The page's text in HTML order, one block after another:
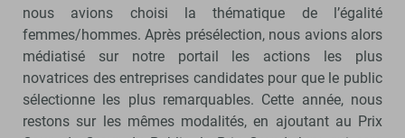
nous avions choisi la thématique de l’égalité
femmes/hommes. Après présélection, nous avions alors
médiatisé sur notre portail les actions les plus
novatrices des entreprises candidates pour que le public
sélectionne les plus remarquables. Cette année, nous
restons sur les mêmes modalités, en ajoutant au Prix